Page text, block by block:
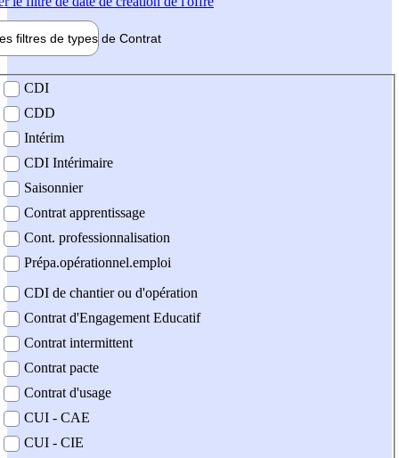
filtres de types de Contrat
contrat
CDI
CDD
Intérim
CDI Intérimaire
Saisonnier
Contrat apprentissage
Cont. professionnalisation
Prépa.opérationnel.emploi
CDI de chantier ou d'opération
Contrat d'Engagement Educatif
Contrat intermittent
Contrat pacte
Contrat d'usage
CUI - CAE
CUI - CIE